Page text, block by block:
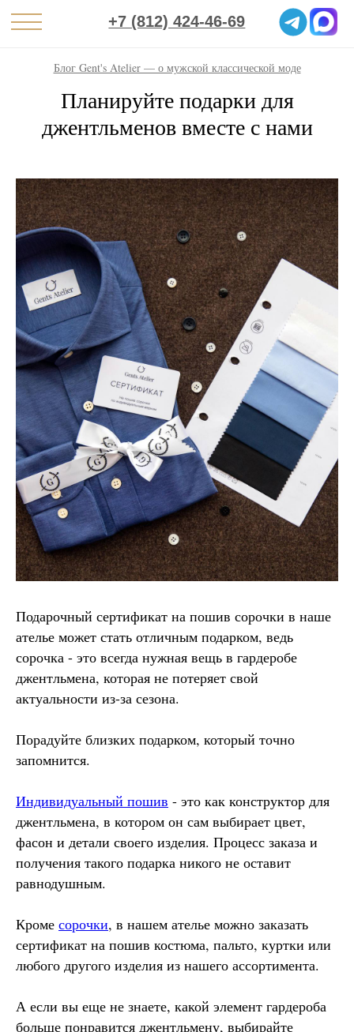
+7 (812) 424-46-69
Блог Gent's Atelier — о мужской классической моде
Планируйте подарки для
джентльменов вместе с нами
Подарочный сертификат на пошив сорочки в наше
ателье может стать отличным подарком, ведь
сорочка - это всегда нужная вещь в гардеробе
джентльмена, которая не потеряет свой
актуальности из-за сезона.
Порадуйте близких подарком, который точно
запомнится.
Индивидуальный пошив - это как конструктор для
джентльмена, в котором он сам выбирает цвет,
фасон и детали своего изделия. Процесс заказа и
получения такого подарка никого не оставит
равнодушным.
Кроме сорочки, в нашем ателье можно заказать
сертификат на пошив костюма, пальто, куртки или
любого другого изделия из нашего ассортимента.
А если вы еще не знаете, какой элемент гардероба
больше понравится джентльмену, выбирайте